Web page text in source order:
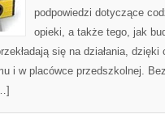
podpowiedzi dotyczące
opieki, a także tego, jak
się na działania, dzięki
i w placówce przedszkolnej.